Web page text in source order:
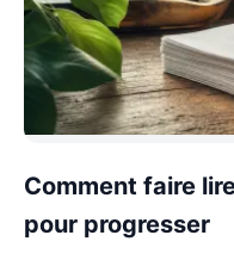
Comment faire
pour progresser